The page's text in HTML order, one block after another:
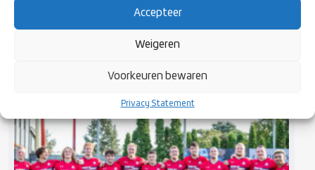
Accepteer
Weigeren
Voorkeuren bewaren
Privacy Statement
European Championship. De Jongens Under-18 …
LEES MEER